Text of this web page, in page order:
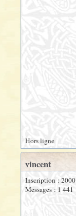
Hors ligne
vincent
Inscription : 2000
Messages : 1 441